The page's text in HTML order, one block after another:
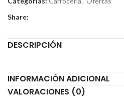
Share:
DESCRIPCIÓN
INFORMACIÓN ADICIONAL
VALORACIONES (0)